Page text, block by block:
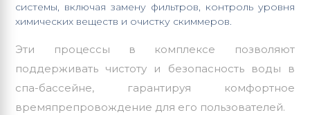
системы, включая замену фильтров, контроль уровня
химических веществ и очистку скиммеров.
Эти процессы в комплексе позволяют
поддерживать чистоту и безопасность воды в
спа-бассейне, гарантируя комфортное
времяпрепровождение для его пользователей.